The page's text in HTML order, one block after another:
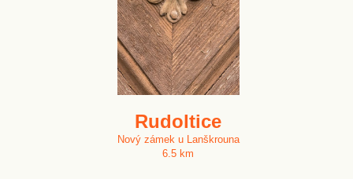
Rudoltice
Nový zámek u Lanškrouna
6.5 km